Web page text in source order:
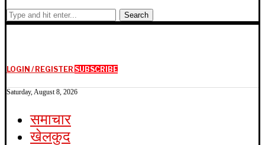
Search
LOGIN / REGISTER SUBSCRIBE
Saturday, August 8, 2026
समाचार
खेलकुद